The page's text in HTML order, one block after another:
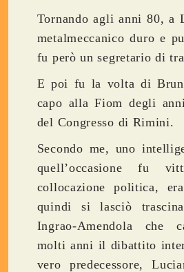
Tornando agli anni 80, a
metalmeccanico duro e
fu però un segretario di
E poi fu la volta di
capo alla Fiom degli
del Congresso di Rimini.
Secondo me, uno
quell’occasione fu
collocazione politica,
quindi si lasciò
Ingrao-Amendola che
molti anni il dibattito
vero predecessore,